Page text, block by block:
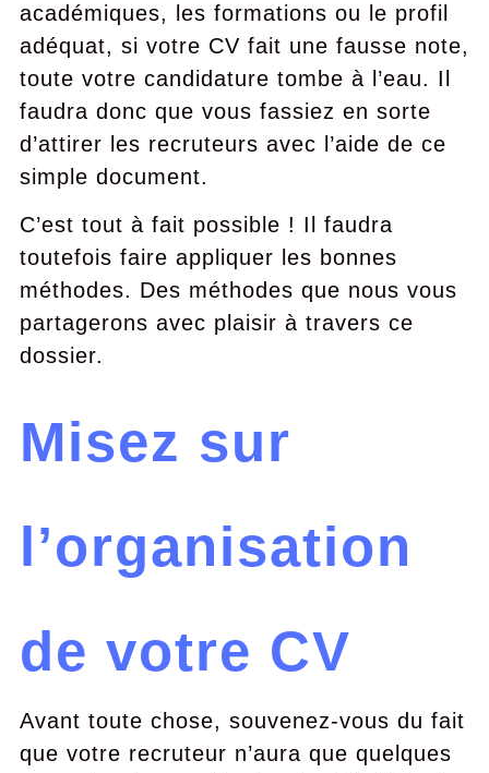
académiques, les formations ou le profil
adéquat, si votre CV fait une fausse note,
toute votre candidature tombe à l’eau. Il
faudra donc que vous fassiez en sorte
d’attirer les recruteurs avec l’aide de ce
simple document.
C’est tout à fait possible ! Il faudra
toutefois faire appliquer les bonnes
méthodes. Des méthodes que nous vous
partagerons avec plaisir à travers ce
dossier.
Misez sur
l’organisation
de votre CV
Avant toute chose, souvenez-vous du fait
que votre recruteur n’aura que quelques